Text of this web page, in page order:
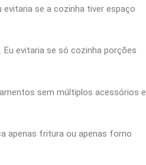
se a cozinha tiver espaço
evitaria se só cozinha porções
sem múltiplos acessórios e
apenas fritura ou apenas forno